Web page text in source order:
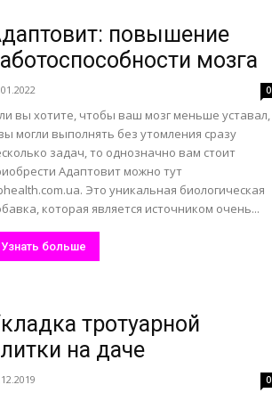
повышение
мозга
0
вы хотите, чтобы ваш мозг меньше уставал,
могли выполнять без утомления сразу
задач, то однозначно вам стоит
Адаптовит можно тут
Это уникальная биологическая
которая является источником очень...
Узнать больше
тротуарной
на даче
0